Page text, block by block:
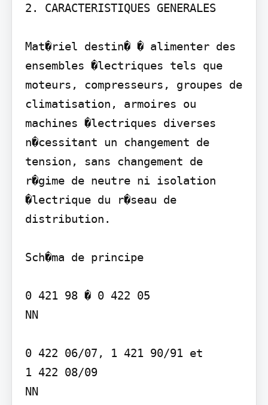
2. CARACTERISTIQUES GENERALES
Mat�riel destin� � alimenter des
ensembles �lectriques tels que
moteurs, compresseurs, groupes de
climatisation, armoires ou
machines �lectriques diverses
n�cessitant un changement de
tension, sans changement de
r�gime de neutre ni isolation
�lectrique du r�seau de
distribution.
Sch�ma de principe
0 421 98 � 0 422 05
NN
0 422 06/07, 1 421 90/91 et
1 422 08/09
NN